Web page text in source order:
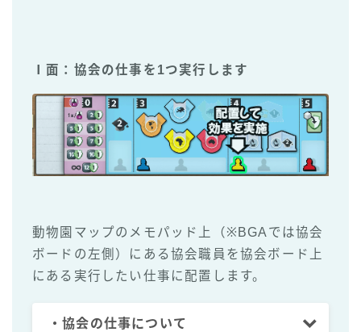
Ⅰ面：協会の仕事を1つ実行します
動物園マップのメモパッド上（※BGAでは協会
ボードの左側）にある協会職員を協会ボード上
にある実行したい仕事に配置します。
・協会の仕事について